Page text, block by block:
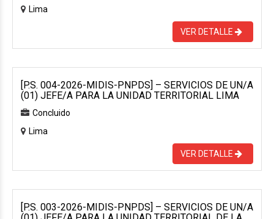
Lima
VER DETALLE
[P.S. 004-2026-MIDIS-PNPDS] – SERVICIOS DE UN/A
(01) JEFE/A PARA LA UNIDAD TERRITORIAL LIMA
Concluido
Lima
VER DETALLE
[P.S. 003-2026-MIDIS-PNPDS] – SERVICIOS DE UN/A